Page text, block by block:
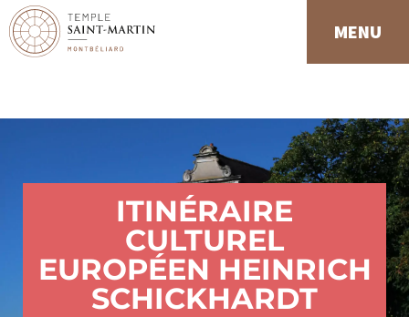
MENU
ITINÉRAIRE
CULTUREL
EUROPÉEN HEINRICH
SCHICKHARDT
Panneau de gestion des cookies